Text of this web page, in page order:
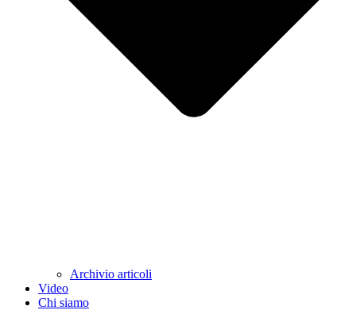
Archivio articoli
Video
Chi siamo